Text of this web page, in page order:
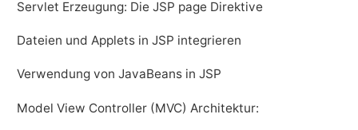
Servlet Erzeugung: Die JSP page Direktive
Dateien und Applets in JSP integrieren
Verwendung von JavaBeans in JSP
Model View Controller (MVC) Architektur: